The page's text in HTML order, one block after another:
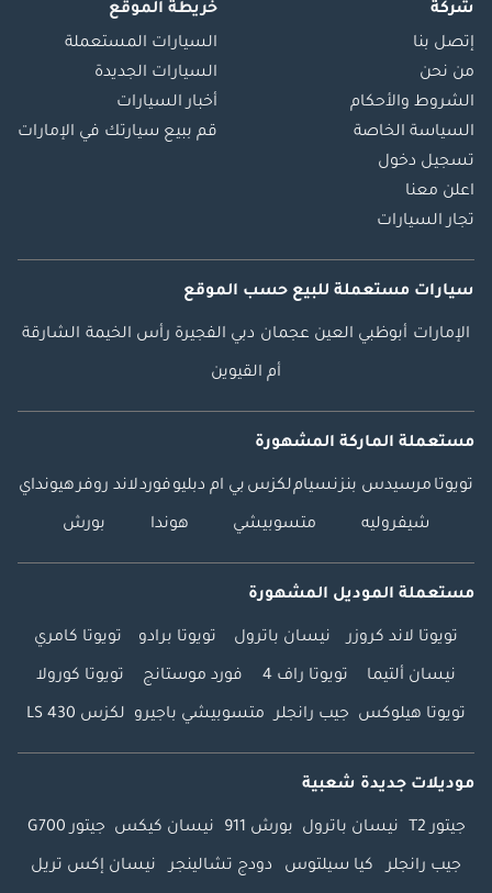
شركة
إتصل بنا
من نحن
الشروط والأحكام
السياسة الخاصة
تسجيل دخول
اعلن معنا
تجار السيارات
خريطة الموقع
السيارات المستعملة
السيارات الجديدة
أخبار السيارات
قم ببيع سيارتك في الإمارات
سيارات مستعملة للبيع حسب الموقع
الإمارات أبوظبي العين عجمان دبي الفجيرة رأس الخيمة الشارقة
أم القيوين
مستعملة الماركة المشهورة
تويوتا مرسيدس بنزنسياملكزس بي ام دبليوفوردلاند روفرهيونداي
شيفروليه متسوبيشي هوندا بورش
مستعملة الموديل المشهورة
تويوتا لاند كروزر نيسان باترول تويوتا برادو تويوتا كامري
نيسان ألتيما تويوتا راف 4 فورد موستانج تويوتا كورولا
تويوتا هيلوكس جيب رانجلر متسوبيشي باجيرو لكزس LS 430
موديلات جديدة شعبية
جيتور T2 نيسان باترول بورش 911 نيسان كيكس جيتور G700
جيب رانجلر كيا سيلتوس دودج تشالينجر نيسان إكس تريل